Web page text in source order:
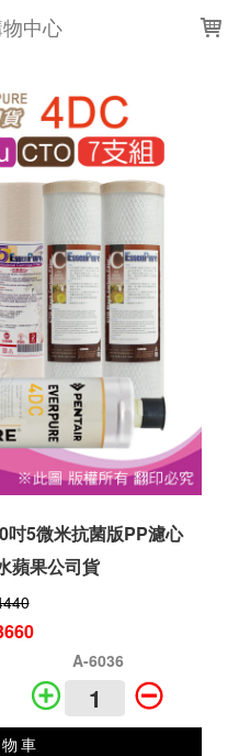
中心
5微米抗菌版PP濾心
蘋果公司貨
A-6036
車